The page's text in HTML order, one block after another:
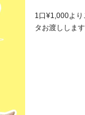
1口¥1,000より
タお渡しします